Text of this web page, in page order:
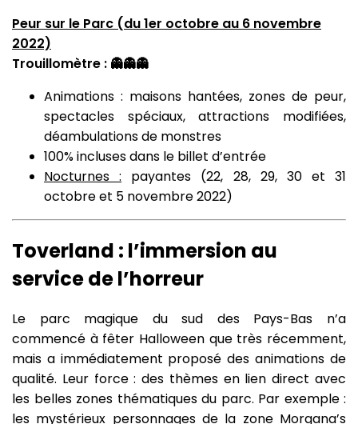
Peur sur le Parc (du 1er octobre au 6 novembre
2022)
Trouillomètre : 👻👻👻
Animations : maisons hantées, zones de peur,
spectacles spéciaux, attractions modifiées,
déambulations de monstres
100% incluses dans le billet d’entrée
Nocturnes : payantes (22, 28, 29, 30 et 31
octobre et 5 novembre 2022)
Toverland : l’immersion au
service de l’horreur
Le parc magique du sud des Pays-Bas n’a
commencé à fêter Halloween que très récemment,
mais a immédiatement proposé des animations de
qualité. Leur force : des thèmes en lien direct avec
les belles zones thématiques du parc. Par exemple :
les mystérieux personnages de la zone Morgana’s